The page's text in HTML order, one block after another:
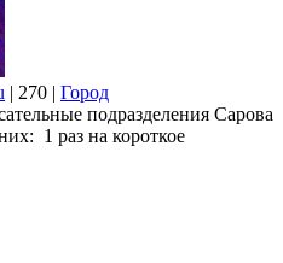
| 270 | Город
подразделения Сарова
1 раз на короткое